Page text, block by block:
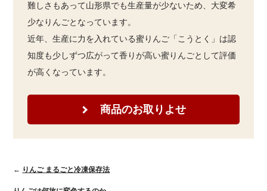
難しさもあって山形県でも生産量が少ないため、大変希
少なりんごとなっています。
近年、生産に力を入れている蜜りんご「こうとく」は認
知度も少しずつ広がって香りが高い蜜りんごとして評価
が高くなっています。
商品のお取りよせ
← りんご まるごと冷凍保存法